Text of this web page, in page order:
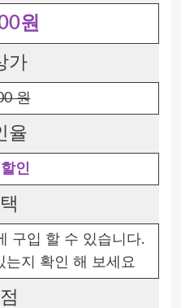
원
가
원
율
인
구입 할 수 있습니다.
는지 확인 해 보세요